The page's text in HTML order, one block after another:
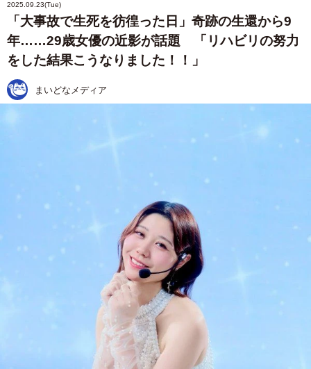
2025.09.23(Tue)
「大事故で生死を彷徨った日」奇跡の生還から9
年……29歳女優の近影が話題 「リハビリの努力
をした結果こうなりました！！」
まいどなメディア